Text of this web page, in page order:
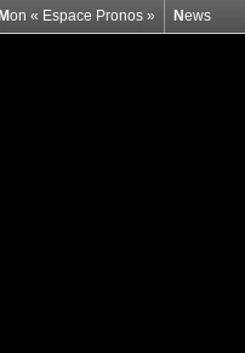
Mon « Espace Pronos » News